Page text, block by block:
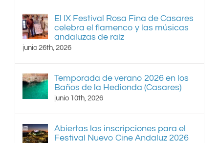
El IX Festival Rosa Fina de Casares
celebra el flamenco y las músicas
andaluzas de raíz
junio 26th, 2026
Temporada de verano 2026 en los
Baños de la Hedionda (Casares)
junio 10th, 2026
Abiertas las inscripciones para el
Festival Nuevo Cine Andaluz 2026